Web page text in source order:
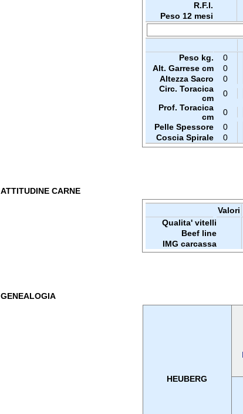
R.F.I.
Peso 12 mesi
Peso kg.
0
Alt. Garrese cm
0
Altezza Sacro
0
Circ. Toracica
cm
0
Prof. Toracica
cm
0
Pelle Spessore
0
Coscia Spirale
0
ATTITUDINE CARNE
Valori
Qualita' vitelli
Beef line
IMG carcassa
GENEALOGIA
HEUBERG